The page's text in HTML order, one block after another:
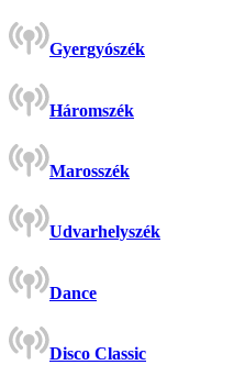
Gyergyószék
Háromszék
Marosszék
Udvarhelyszék
Dance
Disco Classic